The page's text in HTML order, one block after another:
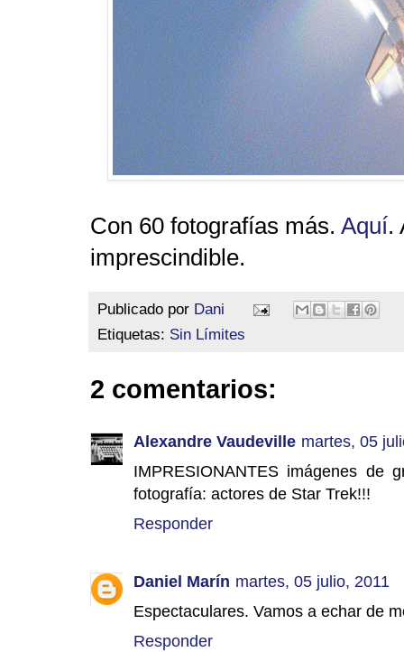
Con 60 fotografías más. Aquí.
imprescindible.
Publicado por Dani
Etiquetas: Sin Límites
2 comentarios:
Alexandre Vaudeville martes, 05
IMPRESIONANTES imágenes
fotografía: actores de Star Trek!!!
Responder
Daniel Marín martes, 05 julio, 2011
Espectaculares. Vamos a echar de
Responder